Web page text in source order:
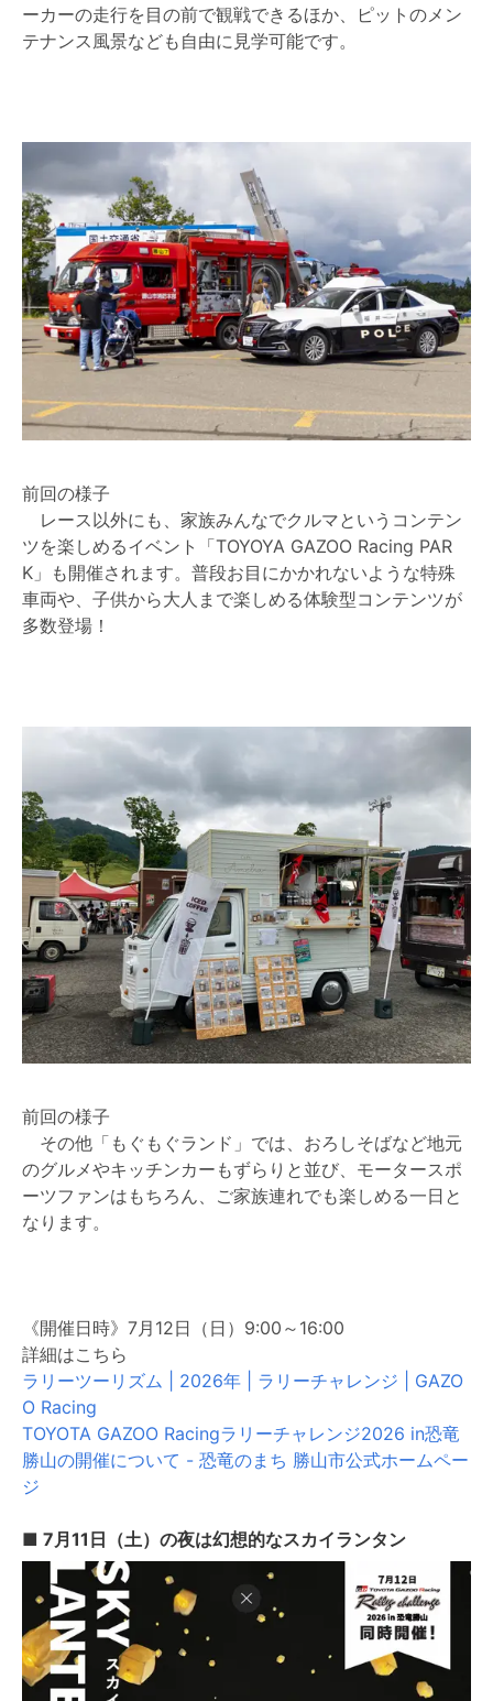
ーカーの走行を目の前で観戦できるほか、ピットのメン
テナンス風景なども自由に見学可能です。
前回の様子
レース以外にも、家族みんなでクルマというコンテン
ツを楽しめるイベント「TOYOYA GAZOO Racing PAR
K」も開催されます。普段お目にかかれないような特殊
車両や、子供から大人まで楽しめる体験型コンテンツが
多数登場！
前回の様子
その他「もぐもぐランド」では、おろしそばなど地元
のグルメやキッチンカーもずらりと並び、モータースポ
ーツファンはもちろん、ご家族連れでも楽しめる一日と
なります。
《開催日時》7月12日（日）9:00～16:00
詳細はこちら
ラリーツーリズム | 2026年 | ラリーチャレンジ | GAZO
O Racing
TOYOTA GAZOO Racingラリーチャレンジ2026 in恐竜
勝山の開催について - 恐竜のまち 勝山市公式ホームペー
ジ
■ 7月11日（土）の夜は幻想的なスカイランタン